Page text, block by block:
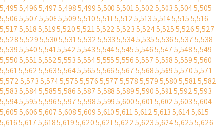
5,4955,4965,4975,4985,4995,5005,5015,5025,5035,5045,505
5,5065,5075,5085,5095,5105,5115,5125,5135,5145,5155,516
5,5175,5185,5195,5205,5215,5225,5235,5245,5255,5265,527
5,5285,5295,5305,5315,5325,5335,5345,5355,5365,5375,538
5,5395,5405,5415,5425,5435,5445,5455,5465,5475,5485,549
5,5505,5515,5525,5535,5545,5555,5565,5575,5585,5595,560
5,5615,5625,5635,5645,5655,5665,5675,5685,5695,5705,571
5,5725,5735,5745,5755,5765,5775,5785,5795,5805,5815,582
5,5835,5845,5855,5865,5875,5885,5895,5905,5915,5925,593
5,5945,5955,5965,5975,5985,5995,6005,6015,6025,6035,604
5,6055,6065,6075,6085,6095,6105,6115,6125,6135,6145,615
5,6165,6175,6185,6195,6205,6215,6225,6235,6245,6255,626